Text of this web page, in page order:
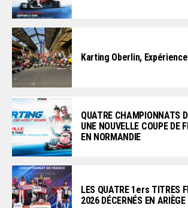
Karting Oberlin,
QUATRE CHAMPIONNATS
UNE NOUVELLE COUPE DE
EN NORMANDIE
LES QUATRE 1ers TITRES
2026 DÉCERNÉS EN ARIÈGE